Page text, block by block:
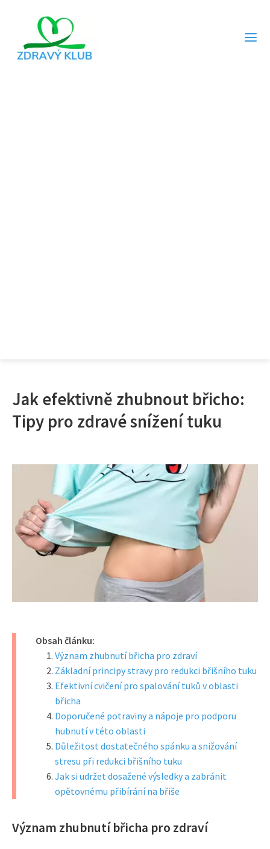
Jak efektivně zhubnout břicho:
Tipy pro zdravé snížení tuku
Obsah článku:
Význam zhubnutí břicha pro zdraví
Základní principy stravy pro redukci břišního tuku
Efektivní cvičení pro spalování tuků v oblasti
břicha
Doporučené potraviny a nápoje pro podporu
hubnutí v této oblasti
Důležitost dostatečného spánku a snižování
stresu při redukci břišního tuku
Jak si udržet dosažené výsledky a zabránit
opětovnému přibírání na břiše
Význam zhubnutí břicha pro zdraví